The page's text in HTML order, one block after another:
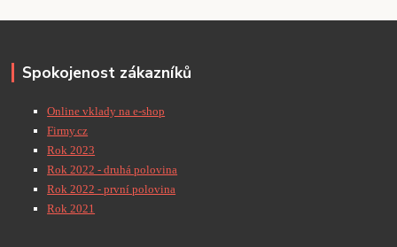
Spokojenost zákazníků
Online vklady na e-shop
Firmy.cz
Rok 2023
Rok 2022 - druhá polovina
Rok 2022 - první polovina
Rok 2021